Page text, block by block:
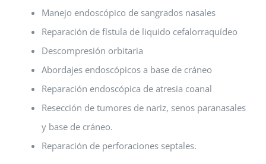
Manejo endoscópico de sangrados nasales
Reparación de fístula de liquido cefalorraquídeo
Descompresión orbitaria
Abordajes endoscópicos a base de cráneo
Reparación endoscópica de atresia coanal
Resección de tumores de nariz, senos paranasales
y base de cráneo.
Reparación de perforaciones septales.